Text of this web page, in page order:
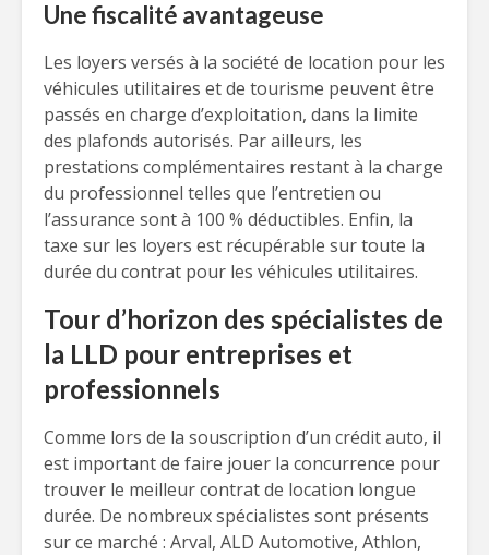
Une fiscalité avantageuse
Les loyers versés à la société de location pour les
véhicules utilitaires et de tourisme peuvent être
passés en charge d’exploitation, dans la limite
des plafonds autorisés. Par ailleurs, les
prestations complémentaires restant à la charge
du professionnel telles que l’entretien ou
l’assurance sont à 100 % déductibles. Enfin, la
taxe sur les loyers est récupérable sur toute la
durée du contrat pour les véhicules utilitaires.
Tour d’horizon des spécialistes de
la LLD pour entreprises et
professionnels
Comme lors de la souscription d’un crédit auto, il
est important de faire jouer la concurrence pour
trouver le meilleur contrat de location longue
durée. De nombreux spécialistes sont présents
sur ce marché : Arval, ALD Automotive, Athlon,